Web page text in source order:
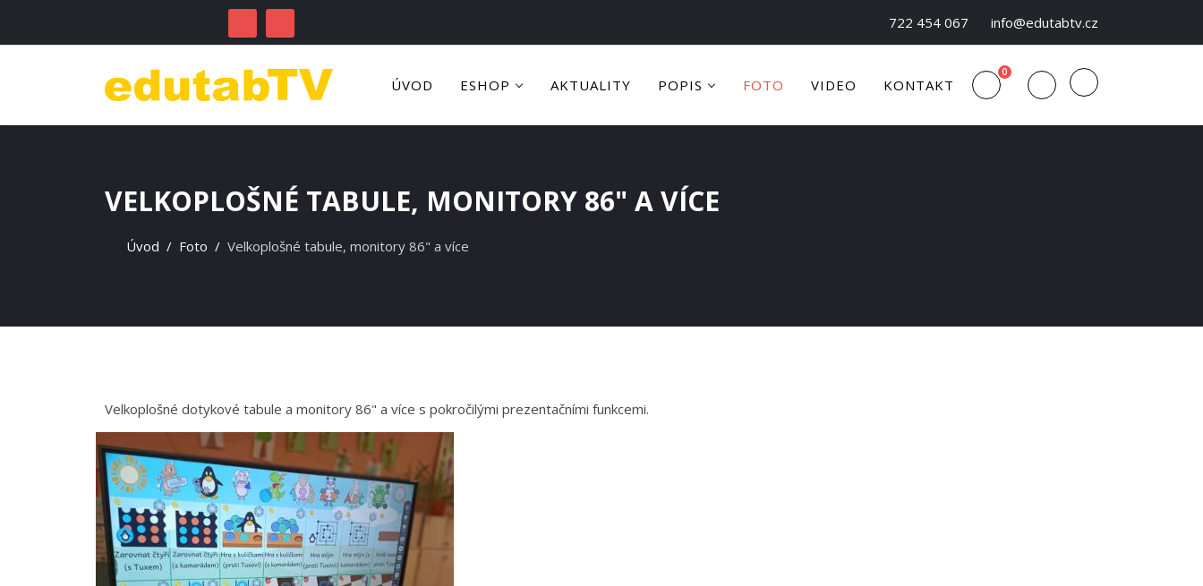
722 454 067 info@edutabtv.cz
0
ÚVOD ESHOP AKTUALITY POPIS FOTO VIDEO KONTAKT
VELKOPLOŠNÉ TABULE, MONITORY 86" A VÍCE
Úvod Foto Velkoplošné tabule, monitory 86" a více
Velkoplošné dotykové tabule a monitory 86" a více s pokročilými prezentačními funkcemi.